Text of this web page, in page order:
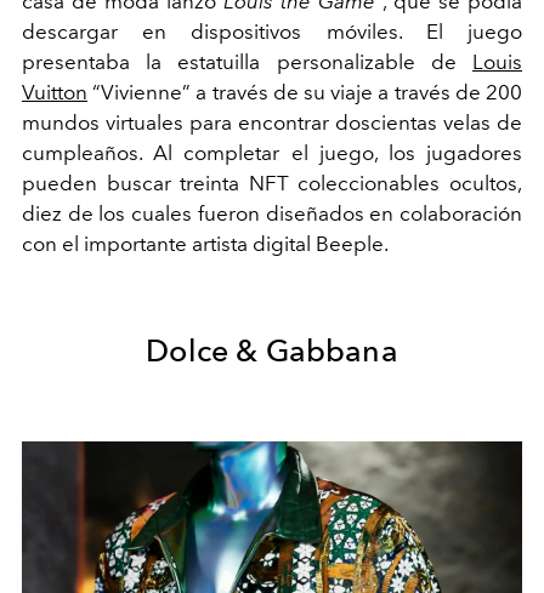
descargar en dispositivos móviles. El juego
presentaba la estatuilla personalizable de Louis
Vuitton “Vivienne” a través de su viaje a través de 200
mundos virtuales para encontrar doscientas velas de
cumpleaños. Al completar el juego, los jugadores
pueden buscar treinta NFT coleccionables ocultos,
diez de los cuales fueron diseñados en colaboración
con el importante artista digital Beeple.
Dolce & Gabbana